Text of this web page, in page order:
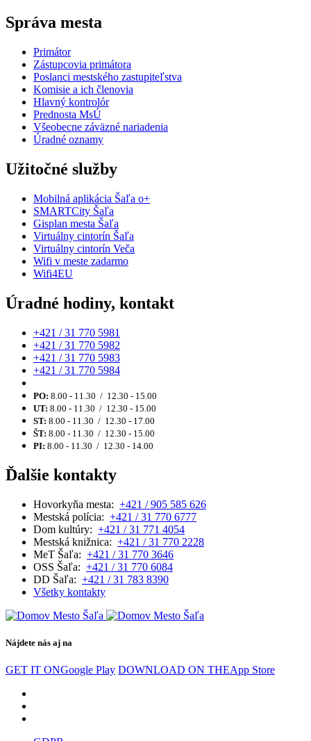
Správa mesta
Primátor
Zástupcovia primátora
Poslanci mestského zastupiteľstva
Komisie a ich členovia
Hlavný kontrolór
Prednosta MsÚ
Všeobecne záväzné nariadenia
Úradné oznamy
Užitočné služby
Mobilná aplikácia Šaľa o+
SMARTCity Šaľa
Gisplan mesta Šaľa
Virtuálny cintorín Šaľa
Virtuálny cintorín Veča
Wifi v meste zadarmo
Wifi4EU
Úradné hodiny, kontakt
+421 / 31 770 5981
+421 / 31 770 5982
+421 / 31 770 5983
+421 / 31 770 5984
PO: 8.00 - 11.30 / 12.30 - 15.00
UT: 8.00 - 11.30 / 12.30 - 15.00
ST: 8.00 - 11.30 / 12.30 - 17.00
ŠT: 8.00 - 11.30 / 12.30 - 15.00
PI: 8.00 - 11.30 / 12.30 - 14.00
Ďalšie kontakty
Hovorkyňa mesta: +421 / 905 585 626
Mestská polícia: +421 / 31 770 6777
Dom kultúry: +421 / 31 771 4054
Mestská knižnica: +421 / 31 770 2228
MeT Šaľa: +421 / 31 770 3646
OSS Šaľa: +421 / 31 770 6084
DD Šaľa: +421 / 31 783 8390
Všetky kontakty
Nájdete nás aj na
GET IT ONGoogle Play DOWNLOAD ON THEApp Store